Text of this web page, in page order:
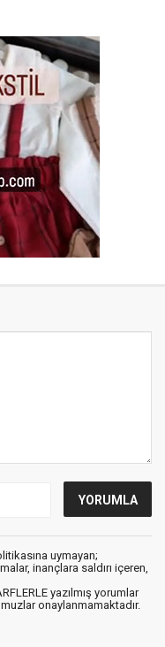
uymayan;
inançlara saldırı içeren,
yazılmış yorumlar
onaylanmamaktadır.